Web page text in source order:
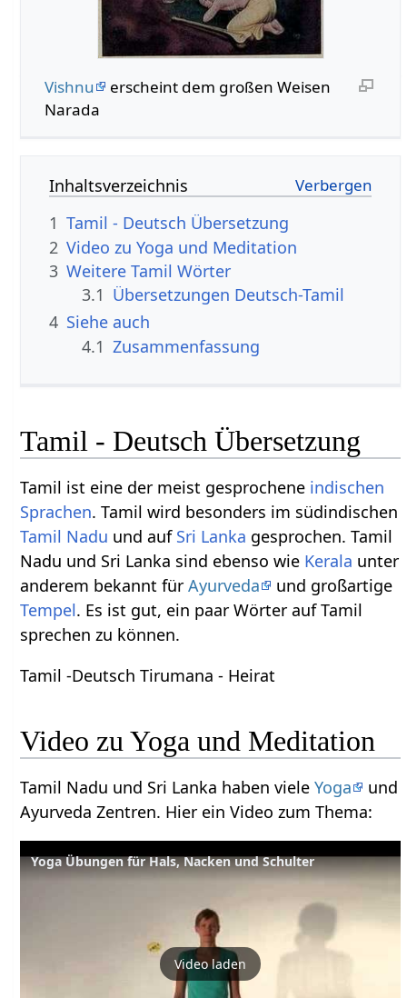
Vishnu
erscheint dem großen Weisen
Narada
Inhaltsverzeichnis
1 Tamil - Deutsch Übersetzung
2 Video zu Yoga und Meditation
3 Weitere Tamil Wörter
3.1 Übersetzungen Deutsch-Tamil
4 Siehe auch
4.1 Zusammenfassung
Tamil - Deutsch Übersetzung
Tamil ist eine der meist gesprochene indischen
Sprachen. Tamil wird besonders im südindischen
Tamil Nadu und auf Sri Lanka gesprochen. Tamil
Nadu und Sri Lanka sind ebenso wie Kerala unter
anderem bekannt fürAyurveda
und großartige
Tempel. Es ist gut, ein paar Wörter auf Tamil
sprechen zu können.
Tamil -Deutsch Tirumana - Heirat
Video zu Yoga und Meditation
Tamil Nadu und Sri Lanka haben vieleYoga
und
Ayurveda Zentren. Hier ein Video zum Thema:
Yoga Übungen für Hals, Nacken und Schulter
Video laden